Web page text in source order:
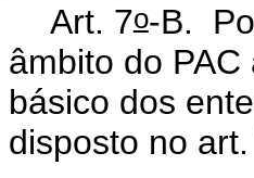
Art. 7o-B.
âmbito do
básico dos
disposto no